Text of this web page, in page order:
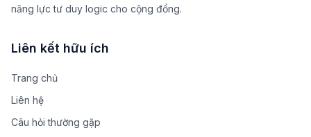
năng lực tư duy logic cho cộng đồng.
Liên kết hữu ích
Trang chủ
Liên hệ
Câu hỏi thường gặp